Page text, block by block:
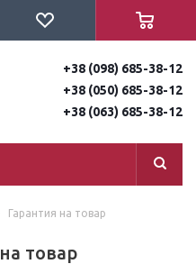
+38 (098) 685-38-12
+38 (050) 685-38-12
+38 (063) 685-38-12
Гарантия на товар
товар